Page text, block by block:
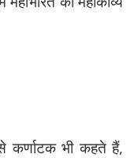
कर्णाटक भी कहते हैं,